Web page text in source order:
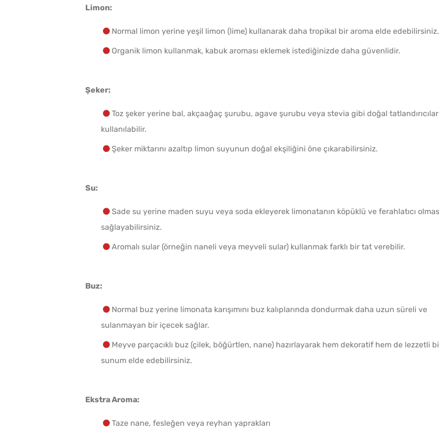
Limon:
Normal limon yerine yeşil limon (lime) kullanarak daha tropikal bir aroma elde edebilirsiniz.
Organik limon kullanmak, kabuk aroması eklemek istediğinizde daha güvenlidir.
Şeker:
Toz şeker yerine bal, akçaağaç şurubu, agave şurubu veya stevia gibi doğal tatlandırıcılar
kullanılabilir.
Şeker miktarını azaltıp limon suyunun doğal ekşiliğini öne çıkarabilirsiniz.
Su:
Sade su yerine maden suyu veya soda ekleyerek limonatanın köpüklü ve ferahlatıcı
sağlayabilirsiniz.
Aromalı sular (örneğin naneli veya meyveli sular) kullanmak farklı bir tat verebilir.
Buz:
Normal buz yerine limonata karışımını buz kalıplarında dondurmak daha uzun süreli ve
sulanmayan bir içecek sağlar.
Meyve parçacıklı buz (çilek, böğürtlen, nane) hazırlayarak hem dekoratif hem de lezzetli
sunum elde edebilirsiniz.
Ekstra Aroma:
Taze nane, fesleğen veya reyhan yaprakları